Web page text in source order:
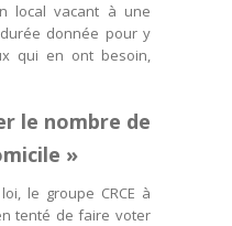
local vacant à une
donnée pour y
qui en ont besoin,
le nombre de
»
le groupe CRCE à
tenté de faire voter